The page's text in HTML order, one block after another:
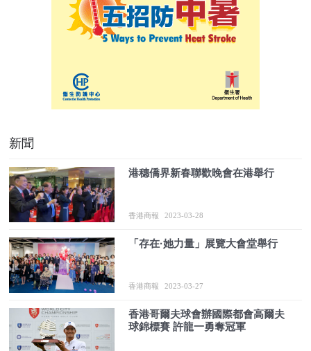
新聞
港穗僑界新春聯歡晚會在港舉行
香港商報 2023-03-28
「存在·她力量」展覽大會堂舉行
香港商報 2023-03-27
香港哥爾夫球會辦國際都會高爾夫
球錦標賽 許龍一勇奪冠軍